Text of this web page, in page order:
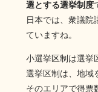
選とする選挙制度
日本では、衆議院
ていますね。
小選挙区制は選挙
選挙区制は、地域
そのエリアで得票